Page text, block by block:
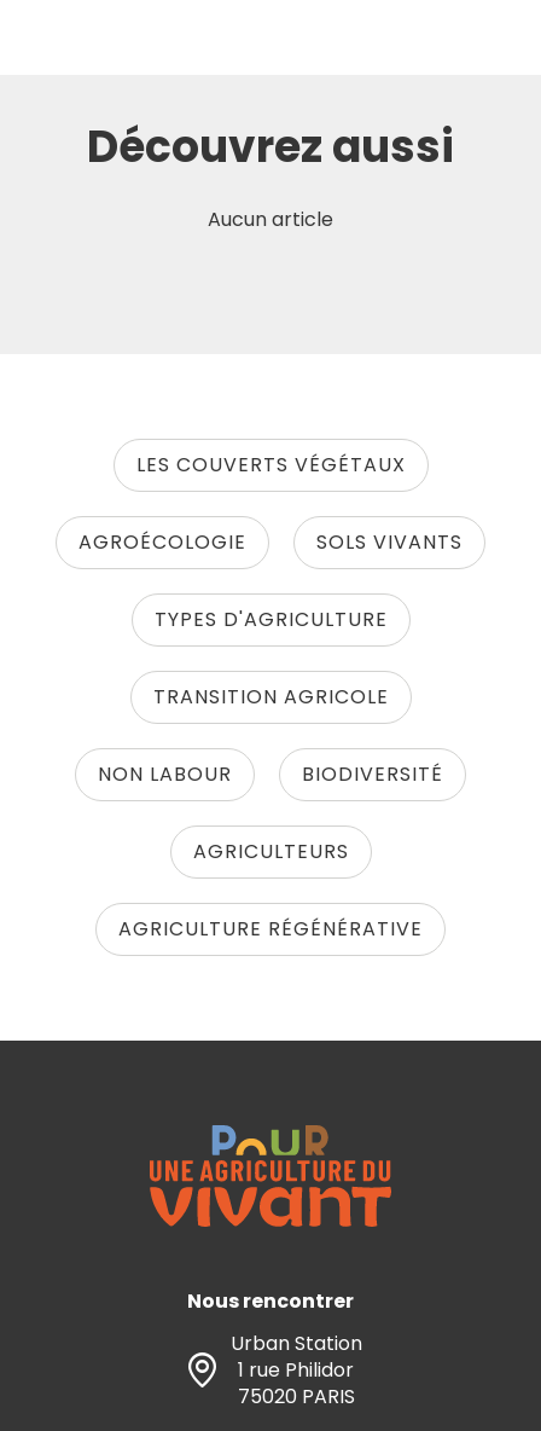
Découvrez aussi
Aucun article
LES COUVERTS VÉGÉTAUX
AGROÉCOLOGIE SOLS VIVANTS
TYPES D'AGRICULTURE
TRANSITION AGRICOLE
NON LABOUR BIODIVERSITÉ
AGRICULTEURS
AGRICULTURE RÉGÉNÉRATIVE
Nous rencontrer
Urban Station
1 rue Philidor
75020 PARIS